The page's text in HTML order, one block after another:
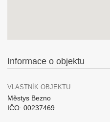
Informace o objektu
VLASTNÍK OBJEKTU
Městys Bezno
IČO: 00237469